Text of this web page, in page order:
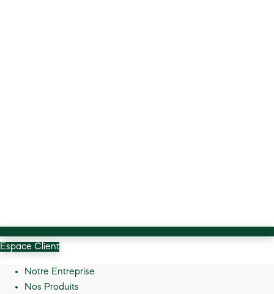
Espace Client
Notre Entreprise
Nos Produits